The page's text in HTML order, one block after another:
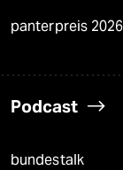
panterpreis 2026
Podcast
bundestalk